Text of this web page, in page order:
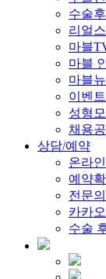
수술후
리얼
마블
마블
마블
이벤트
성형
채용
상담/예약
온라
예약
전문
카카
수술